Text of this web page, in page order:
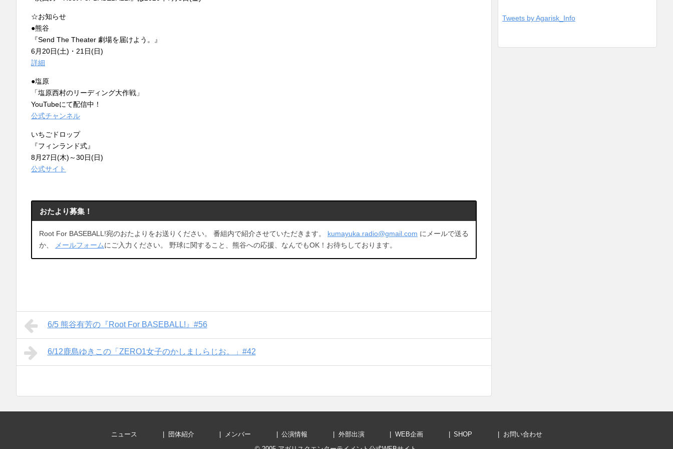
☆お知らせ
●熊谷
『Send The Theater 劇場を届けよう。』
6月20日(土)・21日(日)
詳細
●塩原
「塩原西村のリーディング大作戦」
YouTubeにて配信中！
公式チャンネル
いちごドロップ
『フィンランド式』
8月27日(木)～30日(日)
公式サイト
おたより募集！
Root For BASEBALL!宛のおたよりをお送りください。 番組内で紹介させていただきます。 kumayuka.radio@gmail.com にメールで送る
か、
メールフォームにご入力ください。 野球に関すること、熊谷への応援、なんでもOK！お待ちしております。
6/5 熊谷有芳の『Root For BASEBALL!』#56
6/12鹿島ゆきこの「ZERO1女子のかしましらじお。」#42
Tweets by Agarisk_Info
ニュース 団体紹介 メンバー 公演情報 外部出演 WEB企画 SHOP
お問い合わせ